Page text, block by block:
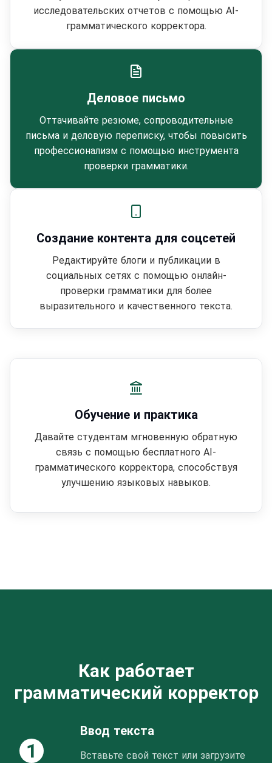
исследовательских отчетов с помощью AI-
грамматического корректора.
Деловое письмо
Оттачивайте резюме, сопроводительные
письма и деловую переписку, чтобы повысить
профессионализм с помощью инструмента
проверки грамматики.
Создание контента для соцсетей
Редактируйте блоги и публикации в
социальных сетях с помощью онлайн-
проверки грамматики для более
выразительного и качественного текста.
Обучение и практика
Давайте студентам мгновенную обратную
связь с помощью бесплатного AI-
грамматического корректора, способствуя
улучшению языковых навыков.
Как работает
грамматический корректор
1
Ввод текста
Вставьте свой текст или загрузите